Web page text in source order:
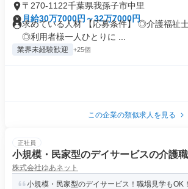
〒270-1122千葉県我孫子市中里
月給30万7000円～32万7000円
求めている人材 【応募条件】 ◎介護福祉
◎利用者様一人ひとりに ...
業界未経験歓迎 +25個
この企業の類似求人を見る
正社員
小規模・民家型のデイサービスの介護
株式会社ゆあネット
小規模・民家型のデイサービス！職場見学も